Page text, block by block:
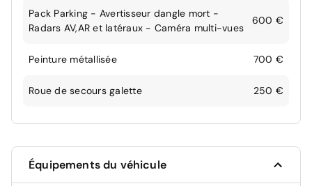
Pack Parking - Avertisseur dangle mort -
Radars AV,AR et latéraux - Caméra multi-vues
600 €
Peinture métallisée 700 €
Roue de secours galette 250 €
Équipements du véhicule